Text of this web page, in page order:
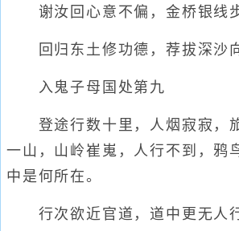
谢汝回心意不偏，金桥银线步
回归东土修功德，荐拔深沙向
入鬼子母国处第九
登途行数十里，人烟寂寂，
一山，山岭崔嵬，人行不到，鸦
中是何所在。
行次欲近官道，道中更无人